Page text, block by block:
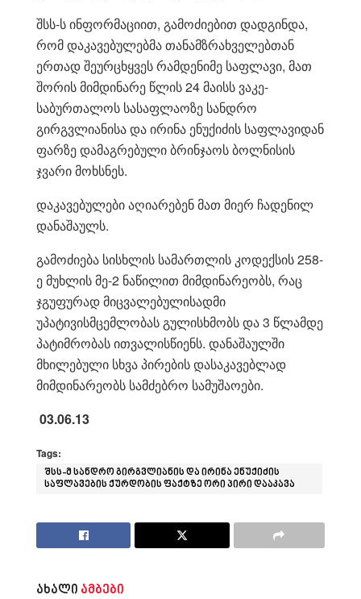
შსს-ს ინფორმაციით, გამოძიებით დადგინდა,
რომ დაკავებულებმა თანამზრახველებთან
ერთად შეურცხყვეს რამდენიმე საფლავი, მათ
შორის მიმდინარე წლის 24 მაისს ვაკე-
საბურთალოს სასაფლაოზე სანდრო
გირგვლიანისა და ირინა ენუქიძის საფლავიდან
ფარზე დამაგრებული ბრინჯაოს ბოლნისის
ჯვარი მოხსნეს.
დაკავებულები აღიარებენ მათ მიერ ჩადენილ
დანაშაულს.
გამოძიება სისხლის სამართლის კოდექსის 258-
ე მუხლის მე-2 ნაწილით მიმდინარეობს, რაც
ჯგუფურად მიცვალებულისადმი
უპატივისმცემლობას გულისხმობს და 3 წლამდე
პატიმრობას ითვალისწიენს. დანაშაულში
მხილებული სხვა პირების დასაკავებლად
მიმდინარეობს სამძებრო სამუშაოები.
03.06.13
Tags:
შსს-მ სანდრო გირგვლიანის და ირინა ენუქიძის
საფლავების ქურდობის ფაქტზე ორი პირი დააკავა
ახალი ამბები